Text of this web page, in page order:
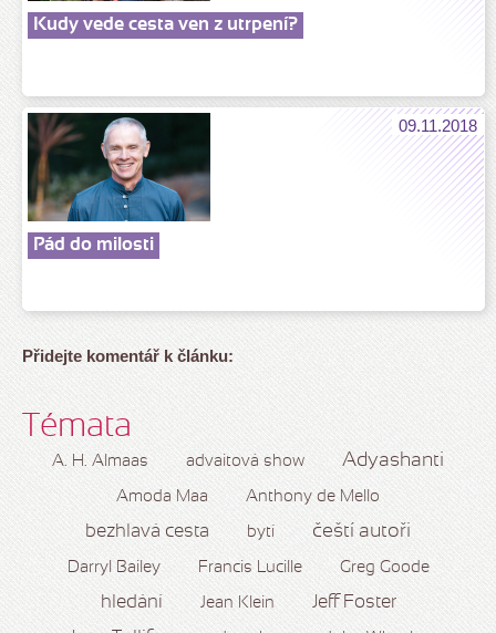
Kudy vede cesta ven z utrpení?
09.11.2018
Pád do milosti
Přidejte komentář k článku:
Témata
A. H. Almaas advaitová show Adyashanti
Amoda Maa Anthony de Mello
bezhlavá cesta bytí čeští autoři
Darryl Bailey Francis Lucille Greg Goode
hledání Jean Klein Jeff Foster